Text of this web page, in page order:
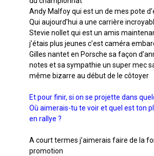
Andy Malfoy qui est un de mes pote
Qui aujourd’hui a une carrière
Stevie nollet qui est un amis
j’étais plus jeunes c’est caméra
Gilles nantet en Porsche sa façon
notes et sa sympathie un super mec
même bizarre au début de le côtoyer
Et pour finir, si on se projette dans
Où aimerais-tu te voir et quel est ton
en rallye ?
A court termes j’aimerais faire de la
promotion